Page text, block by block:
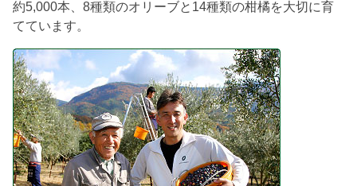
約5,000本、8種類のオリーブと14種類の柑橘を大切に育
てています。